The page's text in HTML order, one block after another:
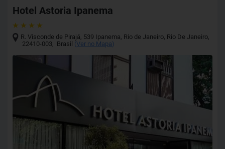
Hotel Astoria Ipanema
R. Visconde de Pirajá, 539 Ipanema, Rio de Janeiro, Rio De Janeiro,
22410-003, Brasil (Ver no Mapa)